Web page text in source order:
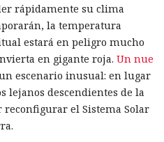
rápidamente su clima
la temperatura
estará en peligro mucho
en gigante roja. Un nue
escenario inusual: en lugar
lejanos descendientes de la
el Sistema Solar